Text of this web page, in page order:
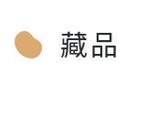
藏品